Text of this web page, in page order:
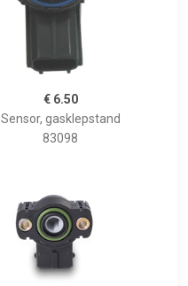
€ 6.50
Sensor, gasklepstand
83098